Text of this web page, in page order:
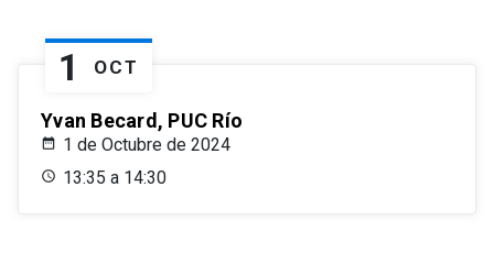
1 OCT
Yvan Becard, PUC Río
1 de Octubre de 2024
13:35 a 14:30